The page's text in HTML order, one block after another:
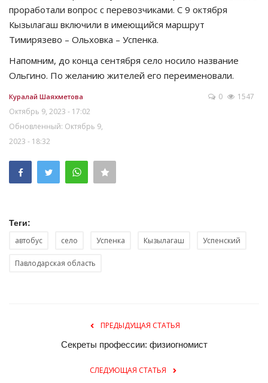
проработали вопрос с перевозчиками. С 9 октября
Кызылагаш включили в имеющийся маршрут
Тимирязево – Ольховка – Успенка.
Напомним, до конца сентября село носило название
Ольгино. По желанию жителей его переименовали.
Куралай Шаяхметова
Октябрь 9, 2023 - 17:02
Обновленный: Октябрь 9,
2023 - 18:32
0 1547
Теги:
автобус село Успенка Кызылагаш Успенский
Павлодарская область
ПРЕДЫДУЩАЯ СТАТЬЯ
Секреты профессии: физиогномист
СЛЕДУЮЩАЯ СТАТЬЯ